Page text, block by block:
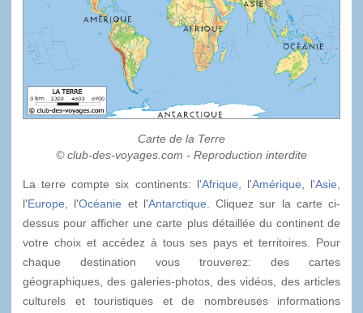
Carte de la Terre
© club-des-voyages.com - Reproduction interdite
La terre compte six continents: l'Afrique, l'Amérique, l'Asie,
l'Europe, l'Océanie et l'Antarctique. Cliquez sur la carte ci-
dessus pour afficher une carte plus détaillée du continent de
votre choix et accédez à tous ses pays et territoires. Pour
chaque destination vous trouverez: des cartes
géographiques, des galeries-photos, des vidéos, des articles
culturels et touristiques et de nombreuses informations